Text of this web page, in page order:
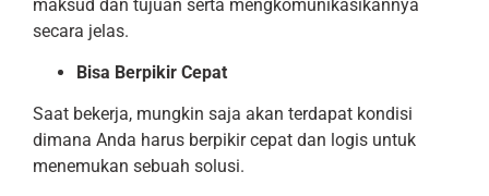
maksud dan tujuan serta mengkomunikasikannya
secara jelas.
Bisa Berpikir Cepat
Saat bekerja, mungkin saja akan terdapat kondisi
dimana Anda harus berpikir cepat dan logis untuk
menemukan sebuah solusi.